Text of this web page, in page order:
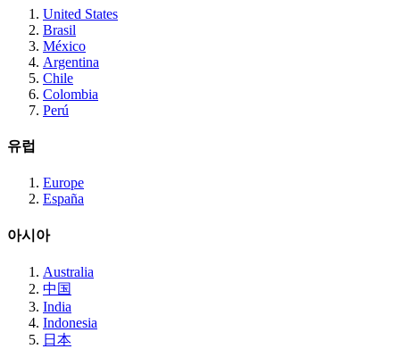
United States
Brasil
México
Argentina
Chile
Colombia
Perú
유럽
Europe
España
아시아
Australia
中国
India
Indonesia
日本